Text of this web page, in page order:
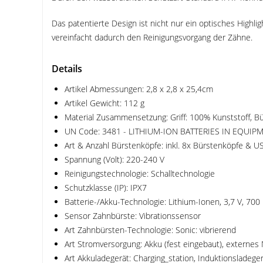
Das patentierte Design ist nicht nur ein optisches
vereinfacht dadurch den Reinigungsvorgang der Zähne.
Details
Artikel Abmessungen: 2,8 x 2,8 x 25,4cm
Artikel Gewicht: 112 g
Material Zusammensetzung: Griff: 100% Kunststoff,
UN Code: 3481 - LITHIUM-ION BATTERIES IN
Art & Anzahl Bürstenköpfe: inkl. 8x Bürstenköpfe &
Spannung (Volt): 220-240 V
Reinigungstechnologie: Schalltechnologie
Schutzklasse (IP): IPX7
Batterie-/Akku-Technologie: Lithium-Ionen, 3,7 V, 700
Sensor Zahnbürste: Vibrationssensor
Art Zahnbürsten-Technologie: Sonic: vibrierend
Art Stromversorgung: Akku (fest eingebaut), externes
Art Akkuladegerät: Charging_station,